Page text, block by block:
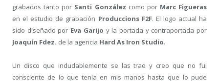
grabados tanto por Santi González como por Marc Figueras
en el estudio de grabación Produccions F2F. El logo actual ha
sido diseñado por Eva Garijo y la portada y contraportada por
Joaquín Fdez. de la agencia Hard As Iron Studio.
Un disco que indudablemente se las trae y creo que no fui
consciente de lo que tenía en mis manos hasta que lo pude